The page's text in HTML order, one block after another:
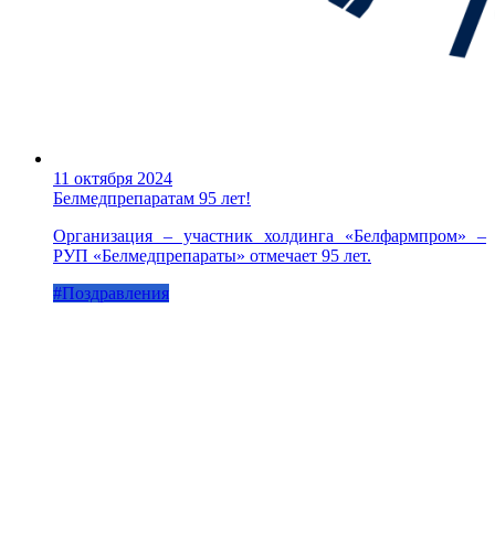
11 октября 2024
Белмедпрепаратам 95 лет!
Организация – участник холдинга «Белфармпром» –
РУП «Белмедпрепараты» отмечает 95 лет.
#Поздравления